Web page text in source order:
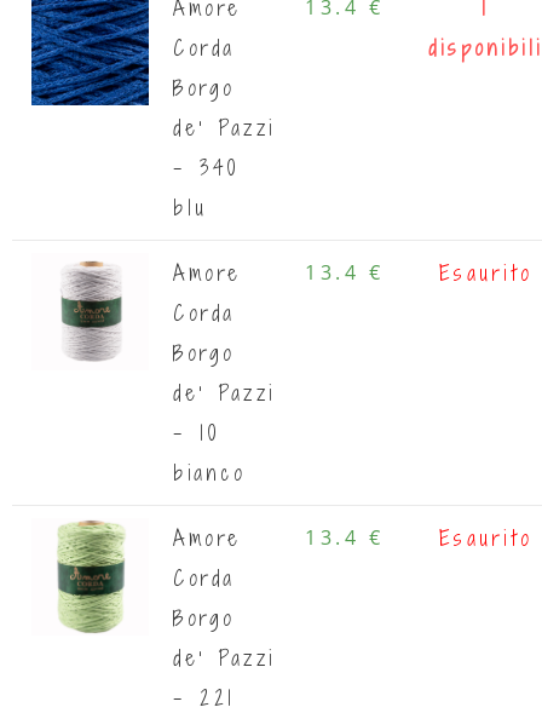
Amore
Corda
Borgo
de' Pazzi
- 340
blu
13.4 €
1
disponibili
Amore
Corda
Borgo
de' Pazzi
- 10
bianco
13.4 € Esaurito
Amore
Corda
Borgo
de' Pazzi
- 221
13.4 € Esaurito